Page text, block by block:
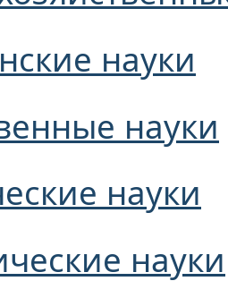
науки
науки
науки
науки